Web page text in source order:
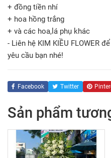
+ đồng tiền nhí
+ hoa hồng trắng
+ và các hoa,lá phụ khác
- Liên hệ KIM KIỀU FLOWER
yêu cầu bạn nhé!
Facebook Twitter
Sản phẩm